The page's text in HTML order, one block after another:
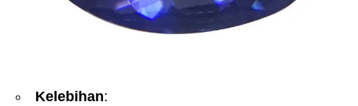
Kelebihan: